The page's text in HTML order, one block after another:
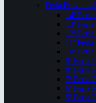
Feria
14ª
13ª
12ª
11ª
10ª
9ª Feria
8ª Feria
7ª Feria
6ª Feria
5ª Feria